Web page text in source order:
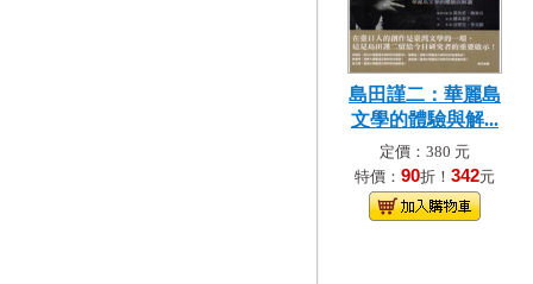
島田謹二：華麗島
文學的體驗與解...
定價：380 元
特價： 90折！ 342元